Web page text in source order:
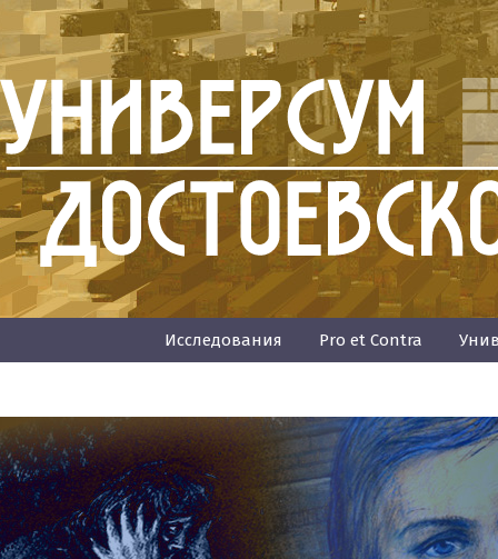
Исследования Pro et Contra